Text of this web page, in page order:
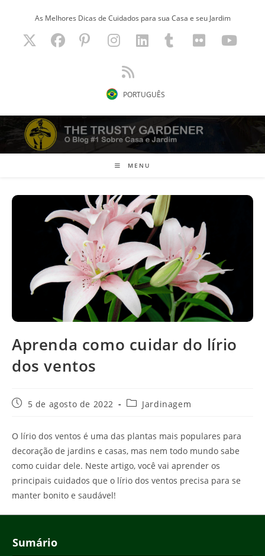
As Melhores Dicas de Cuidados para sua Casa e seu Jardim
PORTUGUÊS
MENU
Aprenda como cuidar do lírio
dos ventos
Post5 de agosto de 2022
Categoria
Jardinagem
O lírio dos ventos é uma das plantas mais populares para
decoração de jardins e casas, mas nem todo mundo sabe
como cuidar dele. Neste artigo, você vai aprender os
principais cuidados que o lírio dos ventos precisa para se
manter bonito e saudável!
Sumário